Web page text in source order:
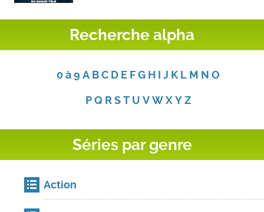
Recherche alpha
0 à 9 A B C D E F G H I J K L M N O
P Q R S T U V W X Y Z
Séries par genre
Action